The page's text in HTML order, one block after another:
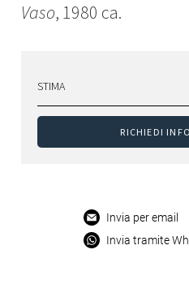
Vaso, 1980 ca.
STIMA
RICHIEDI
Invia per email
Invia tramite